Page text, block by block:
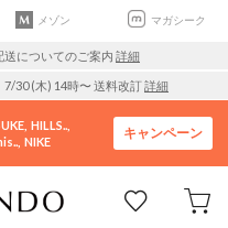
メゾン マガシーク
送についてのご案内 詳細
7/30 (木) 14時〜 送料改訂詳細
HILLS..
NIKE
キャンペーン